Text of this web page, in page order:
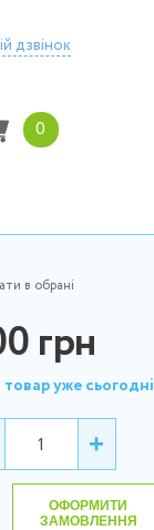
дзвінок
0
в обрані
грн
уже сьогодні
+
ОФОРМИТИ
ЗАМОВЛЕННЯ